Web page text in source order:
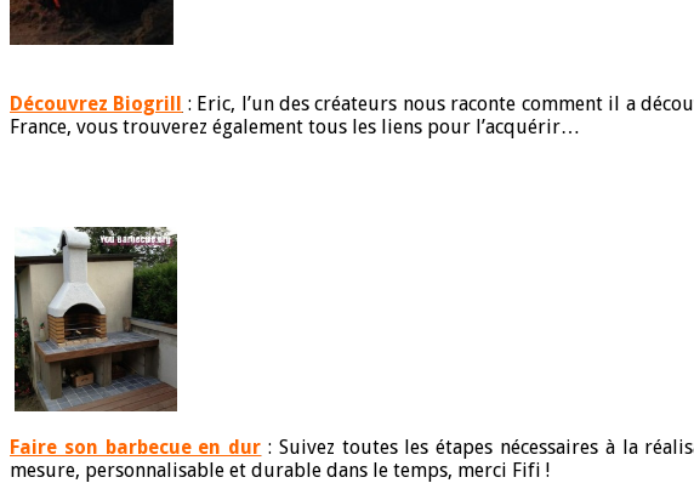
Découvrez Biogrill : Eric, l’un des créateurs nous raconte comment il a
France, vous trouverez également tous les liens pour l’acquérir…
Faire son barbecue en dur : Suivez toutes les étapes nécessaires à la
mesure, personnalisable et durable dans le temps, merci Fifi !